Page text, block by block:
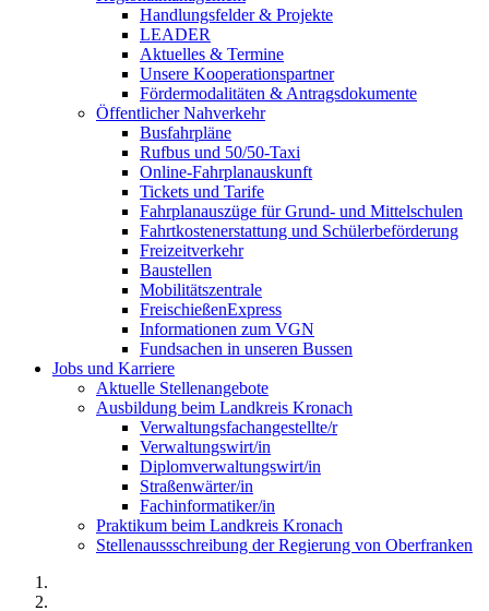
Handlungsfelder & Projekte
LEADER
Aktuelles & Termine
Unsere Kooperationspartner
Fördermodalitäten & Antragsdokumente
Öffentlicher Nahverkehr
Busfahrpläne
Rufbus und 50/50-Taxi
Online-Fahrplanauskunft
Tickets und Tarife
Fahrplanauszüge für Grund- und Mittelschulen
Fahrtkostenerstattung und Schülerbeförderung
Freizeitverkehr
Baustellen
Mobilitätszentrale
FreischießenExpress
Informationen zum VGN
Fundsachen in unseren Bussen
Jobs und Karriere
Aktuelle Stellenangebote
Ausbildung beim Landkreis Kronach
Verwaltungsfachangestellte/r
Verwaltungswirt/in
Diplomverwaltungswirt/in
Straßenwärter/in
Fachinformatiker/in
Praktikum beim Landkreis Kronach
Stellenaussschreibung der Regierung von Oberfranken